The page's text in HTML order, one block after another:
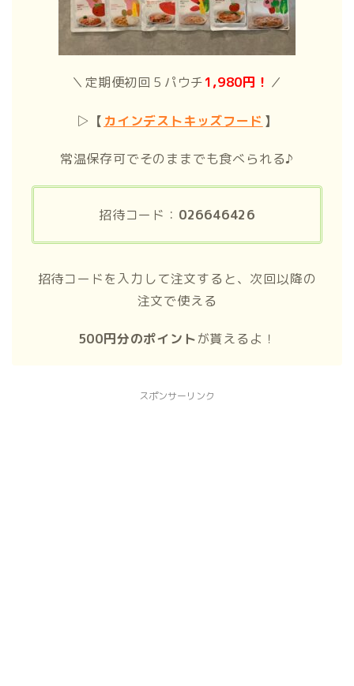
＼定期便初回５パウチ1,980円！ ／
▷ 【 カインデストキッズフード 】
常温保存可でそのままでも食べられる♪
招待コード： 026646426
招待コードを入力して注文すると、次回以降の
注文で使える
500円分のポイントが貰えるよ！
スポンサーリンク